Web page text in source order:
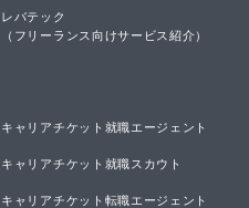
レバテック
（フリーランス向けサービス紹介）
キャリアチケット就職エージェント
キャリアチケット就職スカウト
キャリアチケット転職エージェント